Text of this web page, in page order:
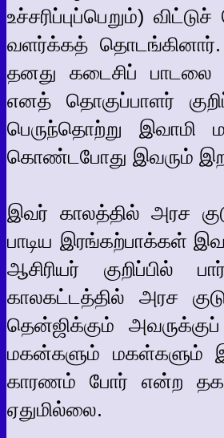
உச்சரிப்புப்பெறும்)
வளர்க்கத்
தனது கடைசிப் பாடலை
எனத் தொகுப்பாளர்
பெருந்தொற்று
கொண்டபோது இவரும்
இவர் காலத்தில் அரச
பாடிய இரங்கற்பாக்கள்
ஆசிரியர் குறிப்பில்
காலகட்டத்தில் அரச
தென்ஜிக்கும்
மகன்களும் மகள்களும்
காரணம் போர் என்ற
ஏதுமில்லை.